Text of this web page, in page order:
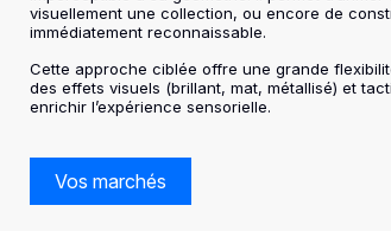
visuellement une collection, ou encore de
immédiatement reconnaissable.
Cette approche ciblée offre une grande
des effets visuels (brillant, mat, métallisé) et
enrichir l’expérience sensorielle.
Vos marchés